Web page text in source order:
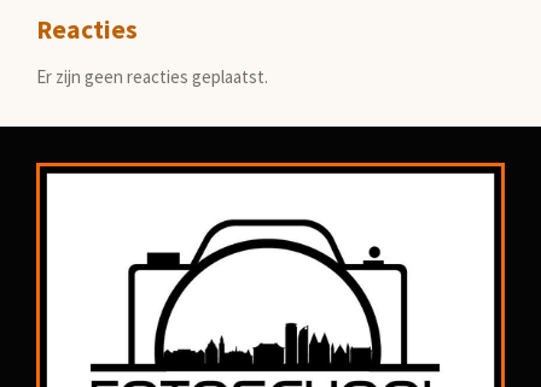
Reacties
Er zijn geen reacties geplaatst.